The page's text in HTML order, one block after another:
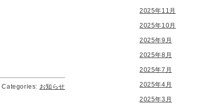
Categories: お知らせ
2025年11月
2025年10月
2025年9月
2025年8月
2025年7月
2025年4月
2025年3月